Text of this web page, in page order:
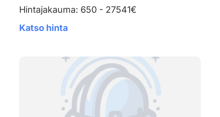
Hintajakauma: 650 - 27541€
Katso hinta